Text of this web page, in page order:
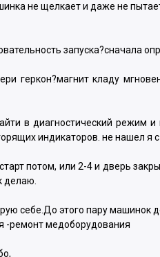
не щелкает и даже не
запуска?сначала
геркон?магнит кладу
в диагностический режим
индикаторов. не нашел я
потом, или 2-4 и дверь
делаю.
себе.До этого пару машинок
-ремонт медоборудования